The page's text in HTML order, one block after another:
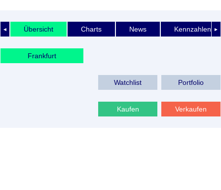
◄ ►
Übersicht Charts News Kennzahlen
Frankfurt
Watchlist Portfolio
Kaufen Verkaufen